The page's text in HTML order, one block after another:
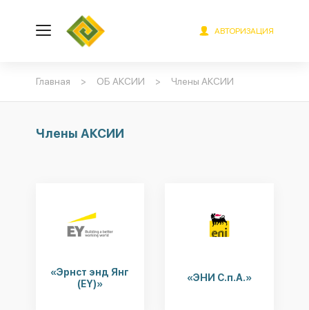
АВТОРИЗАЦИЯ
Главная > ОБ АКСИИ > Члены АКСИИ
Члены АКСИИ
«Эрнст энд Янг
(EY)»
«ЭНИ С.п.А.»